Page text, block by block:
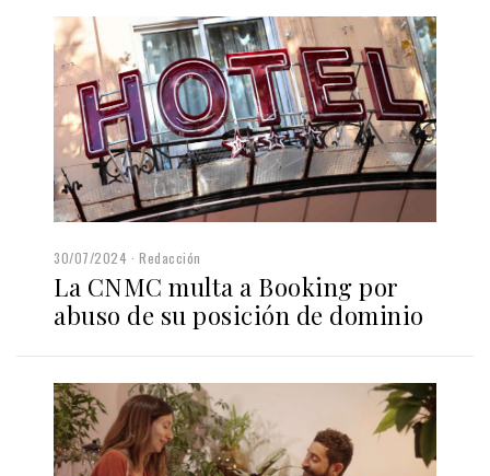
30/07/2024 Redacción
La CNMC multa a Booking por
abuso de su posición de dominio